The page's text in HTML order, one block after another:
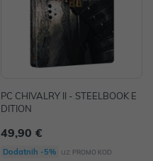
PC CHIVALRY II - STEELBOOK E
DITION
49,90 €
Dodatnih -5% uz PROMO KOD